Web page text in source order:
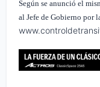
Según se anunció el
al Jefe de Gobierno por